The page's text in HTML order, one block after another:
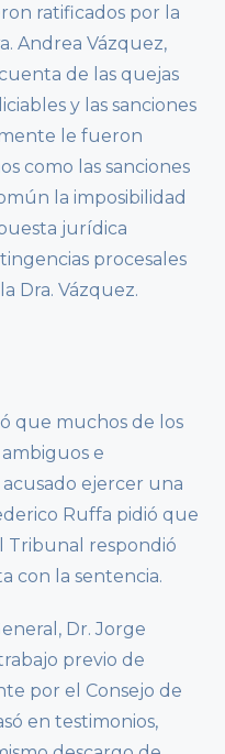
ratificados por la
Andrea Vázquez,
de las quejas
y las sanciones
le fueron
como las sanciones
la imposibilidad
jurídica
procesales
Dra. Vázquez.
que muchos de los
e
ejercer una
Ruffa pidió que
Tribunal respondió
con la sentencia.
Dr. Jorge
previo de
por el Consejo de
en testimonios,